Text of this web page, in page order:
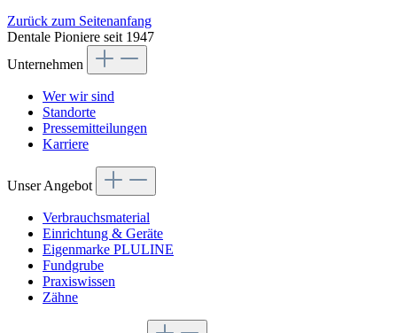
Zurück zum Seitenanfang
Dentale Pioniere seit 1947
Unternehmen
Wer wir sind
Standorte
Pressemitteilungen
Karriere
Unser Angebot
Verbrauchsmaterial
Einrichtung & Geräte
Eigenmarke PLULINE
Fundgrube
Praxiswissen
Zähne